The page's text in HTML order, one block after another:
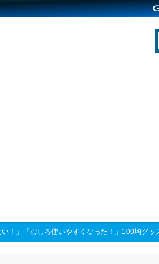
い！」「むしろ使いやすくなった！」100均グッ